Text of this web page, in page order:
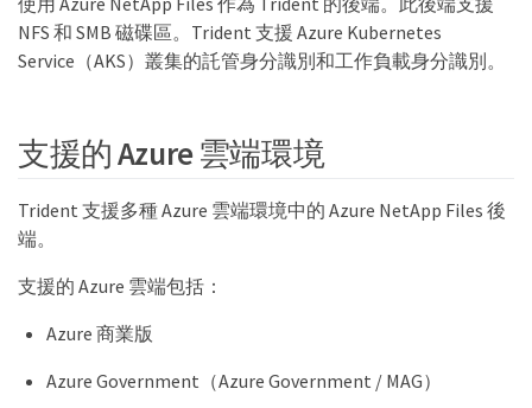
NFS 和 SMB 磁碟區。Trident 支援 Azure Kubernetes
Service（AKS）叢集的託管身分識別和工作負載身分識別。
支援的 Azure 雲端環境
Trident 支援多種 Azure 雲端環境中的 Azure NetApp Files 後
端。
支援的 Azure 雲端包括：
Azure 商業版
Azure Government（Azure Government / MAG）